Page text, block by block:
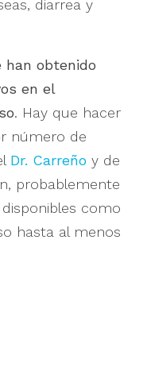
diarrea y
han obtenido
en el
. Hay que hacer
número de
Dr. Carreño y de
probablemente
como
hasta al menos